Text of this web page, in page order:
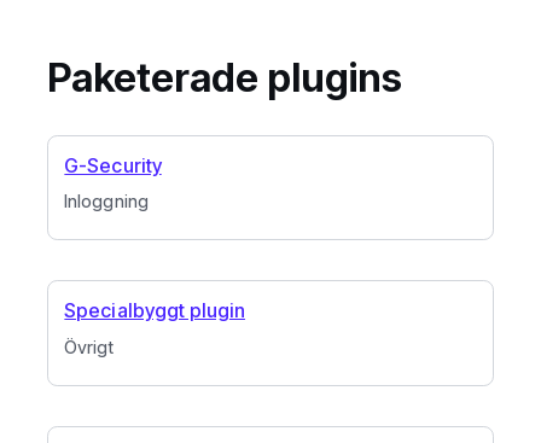
Paketerade plugins
Inloggning
G-Security
Övrigt
Specialbyggt plugin